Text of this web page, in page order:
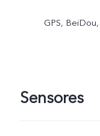
GPS,
Sensores